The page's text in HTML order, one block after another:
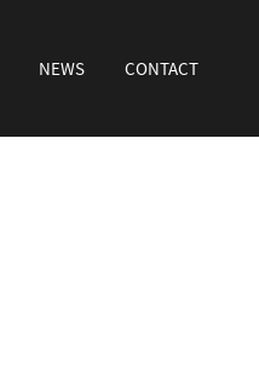
NEWS CONTACT